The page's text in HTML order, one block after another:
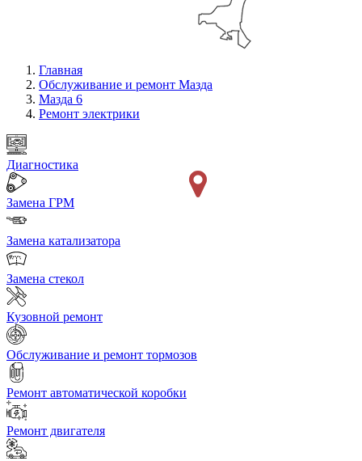
Главная
Обслуживание и ремонт Мазда
Мазда 6
Ремонт электрики
Диагностика
Замена ГРМ
Замена катализатора
Замена стекол
Кузовной ремонт
Обслуживание и ремонт тормозов
Ремонт автоматической коробки
Ремонт двигателя